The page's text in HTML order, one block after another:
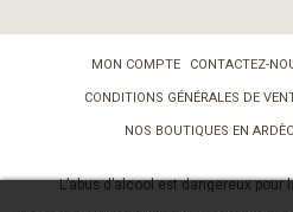
MON COMPTE CONTACTEZ-
CONDITIONS GÉNÉRALES DE
NOS BOUTIQUES EN
L’abus d’alcool est dangereux